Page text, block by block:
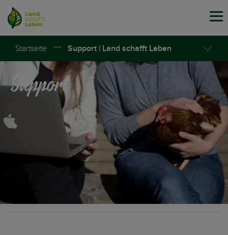
Startseite Support | Land schafft Leben
Support